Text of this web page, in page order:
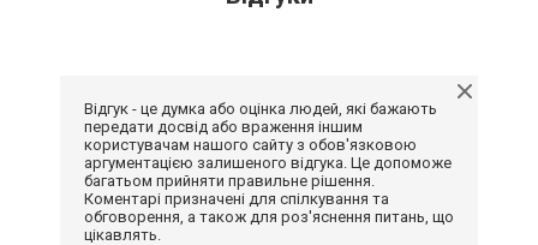
Відгук - це думка або оцінка людей, які бажають
передати досвід або враження іншим
користувачам нашого сайту з обов'язковою
аргументацією залишеного відгука. Це допоможе
багатьом прийняти правильне рішення.
Коментарі призначені для спілкування та
обговорення, а також для роз'яснення питань, що
цікавлять.